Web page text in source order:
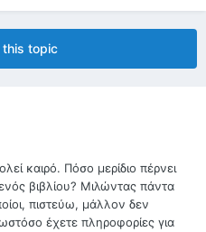
this topic
καιρό. Πόσο μερίδιο πέρνει
βιβλίου? Μιλώντας πάντα
πιστεύω, μάλλον δεν
έχετε πληροφορίες για